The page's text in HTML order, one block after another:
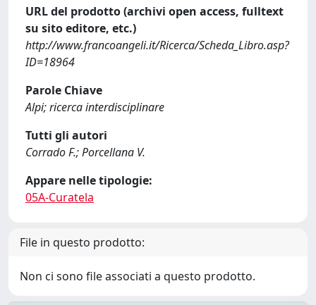
URL del prodotto (archivi open access, fulltext
su sito editore, etc.)
http://www.francoangeli.it/Ricerca/Scheda_Libro.asp?
ID=18964
Parole Chiave
Alpi; ricerca interdisciplinare
Tutti gli autori
Corrado F.; Porcellana V.
Appare nelle tipologie:
05A-Curatela
File in questo prodotto:
Non ci sono file associati a questo prodotto.